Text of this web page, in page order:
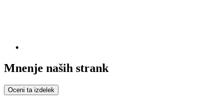
Mnenje naših strank
Oceni ta izdelek